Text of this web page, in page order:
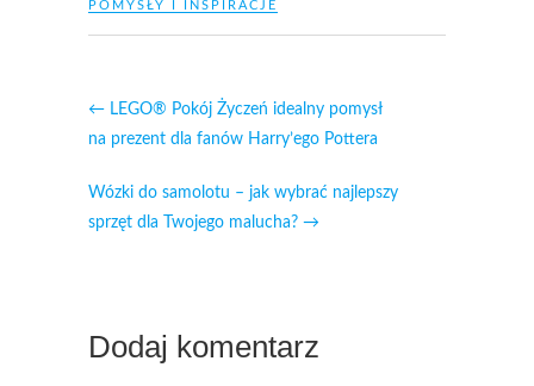
POMYSŁY I INSPIRACJE
← LEGO® Pokój Życzeń idealny pomysł
na prezent dla fanów Harry’ego Pottera
Wózki do samolotu – jak wybrać najlepszy
sprzęt dla Twojego malucha? →
Dodaj komentarz